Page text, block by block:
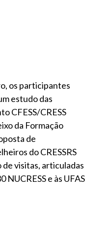
os participantes
estudo das
CFESS/CRESS
da Formação
de
do CRESSRS
visitas, articuladas
NUCRESS e às UFAS